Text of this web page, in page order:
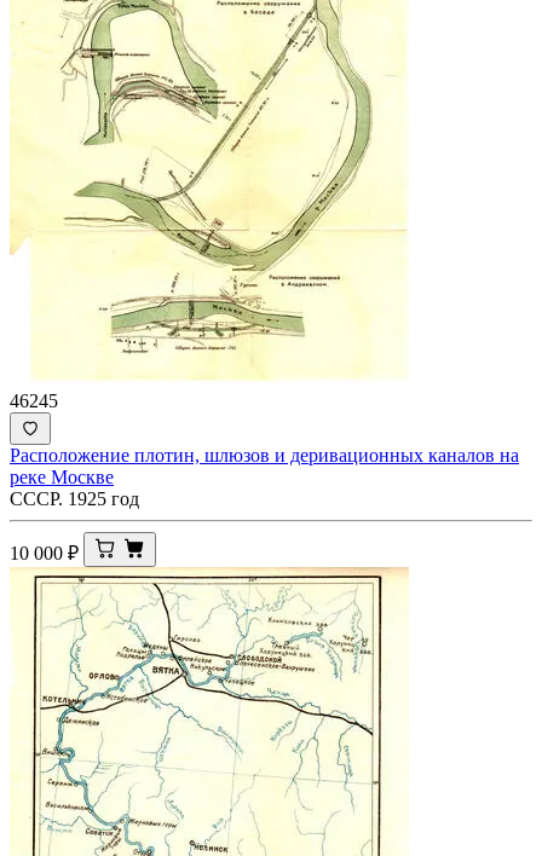
46245
Расположение плотин, шлюзов и деривационных каналов на
реке Москве
СССР. 1925 год
10 000 ₽